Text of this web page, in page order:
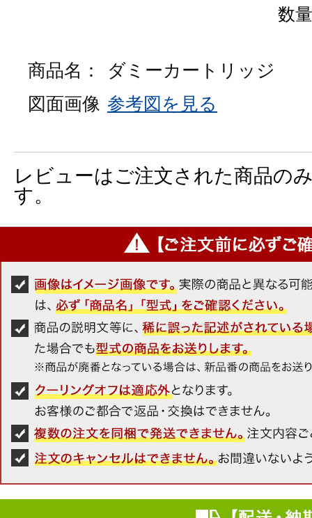
数量
商品名：
ダミーカートリッジ
図面画像 参考図を見る
レビューはご注文された商品の
す。